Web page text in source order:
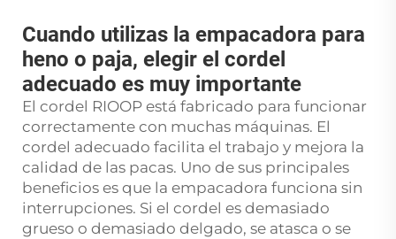
Cuando utilizas la empacadora para
heno o paja, elegir el cordel
adecuado es muy importante
El cordel RIOOP está fabricado para funcionar
correctamente con muchas máquinas. El
cordel adecuado facilita el trabajo y mejora la
calidad de las pacas. Uno de sus principales
beneficios es que la empacadora funciona sin
interrupciones. Si el cordel es demasiado
grueso o demasiado delgado, se atasca o se